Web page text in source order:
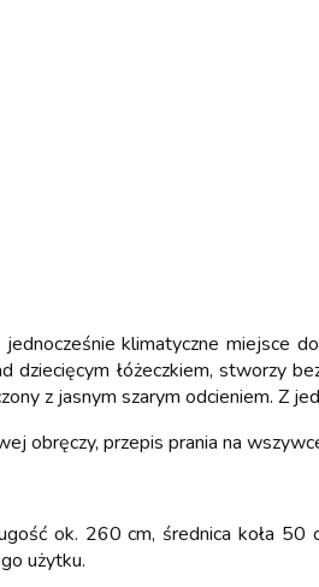
klimatyczne miejsce
dziecięcym łóżeczkiem, stworzy
z jasnym szarym odcieniem. Z
obręczy, przepis prania na
ok. 260 cm, średnica koła
użytku.